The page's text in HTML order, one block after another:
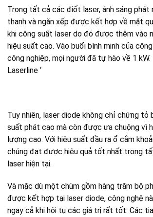
Trong tất cả các điốt laser, ánh sáng phát
thanh và ngăn xếp được kết hợp về mặt
khi công suất laser do đó được thêm vào
hiệu suất cao. Vào buổi bình minh của
công nghiệp, mọi người đã tự hào về 1 kW.
Laserline ‘
Tuy nhiên, laser diode không chỉ chứng tỏ
suất phát cao mà còn được ưa chuộng vì
lượng cao. Với hiệu suất đầu ra ổ cắm
chúng đạt được hiệu quả tốt nhất trong
laser hiện tại.
Và mặc dù một chùm gồm hàng trăm bộ
được kết hợp tại laser diode, công nghệ
ngay cả khi hội tụ các giá trị rất tốt. Các